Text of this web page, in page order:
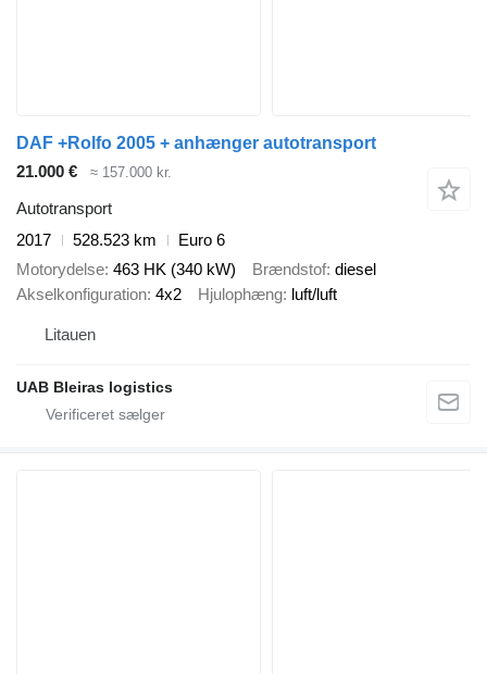
DAF +Rolfo 2005 + anhænger autotransport
21.000 €
≈ 157.000 kr.
Autotransport
2017
528.523 km
Euro 6
Motorydelse 463 HK (340 kW) Brændstof diesel
Akselkonfiguration 4x2 Hjulophæng luft/luft
Litauen
UAB Bleiras logistics